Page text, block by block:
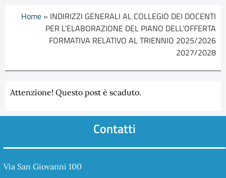
Home » INDIRIZZI GENERALI AL COLLEGIO DEI DOCENTI
PER L’ELABORAZIONE DEL PIANO DELL’OFFERTA
FORMATIVA RELATIVO AL TRIENNIO 2025/2026
2027/2028
Attenzione! Questo post è scaduto.
Contatti
Via San Giovanni 100